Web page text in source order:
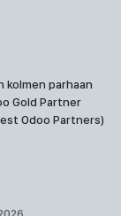
kolmen parhaan
Gold Partner
Odoo Partners)